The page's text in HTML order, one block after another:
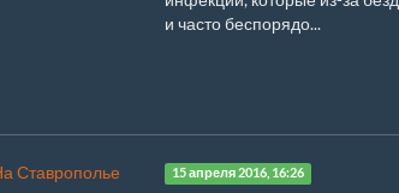
и часто беспорядо...
15 апреля 2016, 16:26